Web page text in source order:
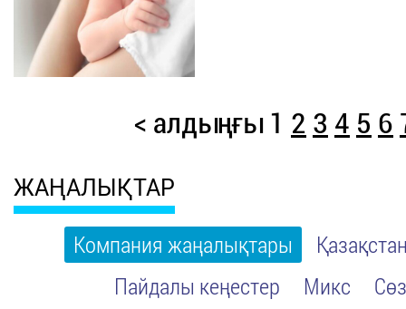
< алдыңғы 1 2 3 4 5 6
ЖАҢАЛЫҚТАР
Компания жаңалықтары
Пайдалы кеңестер
Микс